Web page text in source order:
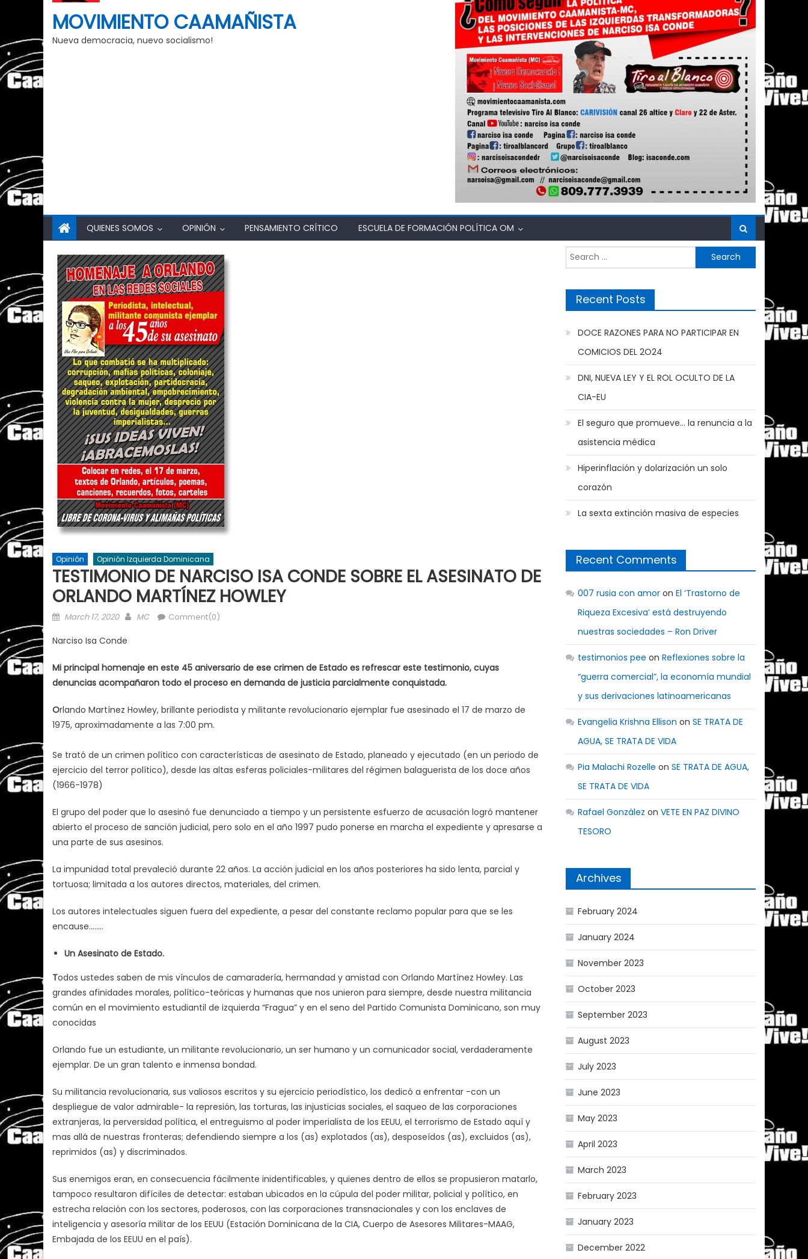
MOVIMIENTO CAAMAÑISTA
Nueva democracia, nuevo socialismo!
QUIENES SOMOS OPINIÓN PENSAMIENTO CRÍTICO ESCUELA DE FORMACIÓN POLÍTICA OM
Opinión Opinión Izquierda Dominicana
TESTIMONIO DE NARCISO ISA CONDE SOBRE EL ASESINATO DE
ORLANDO MARTÍNEZ HOWLEY
Posted
March 17, 2020 Author
MC Comment(0)
Narciso Isa Conde
Mi principal homenaje en este 45 aniversario de ese crimen de Estado es refrescar este testimonio, cuyas
denuncias acompañaron todo el proceso en demanda de justicia parcialmente conquistada.
Orlando Martínez Howley, brillante periodista y militante revolucionario ejemplar fue asesinado el 17 de marzo de
1975, aproximadamente a las 7:00 pm.
Se trató de un crimen político con características de asesinato de Estado, planeado y ejecutado (en un periodo de
ejercicio del terror político), desde las altas esferas policiales-militares del régimen balaguerista de los doce años
(1966-1978)
El grupo del poder que lo asesinó fue denunciado a tiempo y un persistente esfuerzo de acusación logró mantener
abierto el proceso de sanción judicial, pero solo en el año 1997 pudo ponerse en marcha el expediente y apresarse a
una parte de sus asesinos.
La impunidad total prevaleció durante 22 años. La acción judicial en los años posteriores ha sido lenta, parcial y
tortuosa; limitada a los autores directos, materiales, del crimen.
Los autores intelectuales siguen fuera del expediente, a pesar del constante reclamo popular para que se les
encause.…….
Un Asesinato de Estado.
Todos ustedes saben de mis vínculos de camaradería, hermandad y amistad con Orlando Martínez Howley. Las
grandes afinidades morales, político-teóricas y humanas que nos unieron para siempre, desde nuestra militancia
común en el movimiento estudiantil de izquierda “Fragua” y en el seno del Partido Comunista Dominicano, son muy
conocidas
Orlando fue un estudiante, un militante revolucionario, un ser humano y un comunicador social, verdaderamente
ejemplar. De un gran talento e inmensa bondad.
Su militancia revolucionaria, sus valiosos escritos y su ejercicio periodístico, los dedicó a enfrentar -con un
despliegue de valor admirable- la represión, las torturas, las injusticias sociales, el saqueo de las corporaciones
extranjeras, la perversidad política, el entreguismo al poder imperialista de los EEUU, el terrorismo de Estado aquí y
mas allá de nuestras fronteras; defendiendo siempre a los (as) explotados (as), desposeídos (as), excluidos (as),
reprimidos (as) y discriminados.
Sus enemigos eran, en consecuencia fácilmente inidentificables, y quienes dentro de ellos se propusieron matarlo,
tampoco resultaron difíciles de detectar: estaban ubicados en la cúpula del poder militar, policial y político, en
estrecha relación con los sectores, poderosos, con las corporaciones transnacionales y con los enclaves de
inteligencia y asesoría militar de los EEUU (Estación Dominicana de la CIA, Cuerpo de Asesores Militares-MAAG,
Embajada de los EEUU en el país).
Search
for:
Recent Posts
DOCE RAZONES PARA NO PARTICIPAR EN
COMICIOS DEL 2O24
DNI, NUEVA LEY Y EL ROL OCULTO DE LA
CIA-EU
El seguro que promueve… la renuncia a la
asistencia médica
Hiperinflación y dolarización un solo
corazón
La sexta extinción masiva de especies
Recent Comments
007 rusia con amor onEl ‘Trastorno de
Riqueza Excesiva’ está destruyendo
nuestras sociedades – Ron Driver
testimonios pee onReflexiones sobre la
“guerra comercial”, la economía mundial
y sus derivaciones latinoamericanas
Evangelia Krishna Ellison onSE TRATA DE
AGUA, SE TRATA DE VIDA
Pia Malachi Rozelle onSE TRATA DE AGUA,
SE TRATA DE VIDA
Rafael González onVETE EN PAZ DIVINO
TESORO
Archives
February 2024
January 2024
November 2023
October 2023
September 2023
August 2023
July 2023
June 2023
May 2023
April 2023
March 2023
February 2023
January 2023
December 2022